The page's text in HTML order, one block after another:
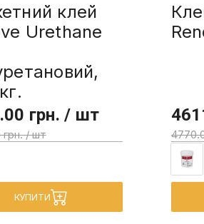
клей
Urethane
грн. / шт
/ шт
КУПИТИ